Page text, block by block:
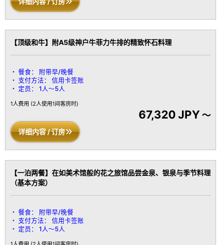
【顶级和牛】附A5级神户牛菲力牛排的精致怀石料理
餐食：
附带早/晚餐
支付方法：
信用卡签账
定员：
1人～5人
1人费用 (2人使用1间客房时)
67,320 JPY～
详细内容 / 订房
【一泊两餐】在如美术馆般的花之旅馆品尝金泉、银泉与季节料理
（基本方案）
餐食：
附带早/晚餐
支付方法：
信用卡签账
定员：
1人～5人